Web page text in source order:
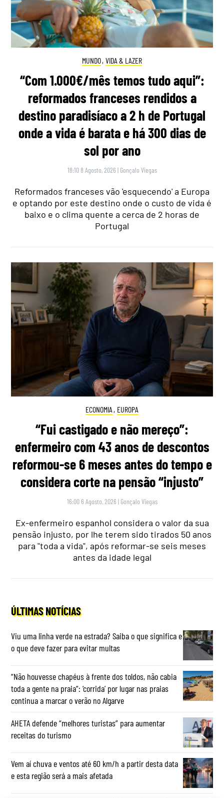
MUNDO, VIDA & LAZER
“Com 1.000€/mês temos tudo aqui”:
reformados franceses rendidos a
destino paradisíaco a 2 h de Portugal
onde a vida é barata e há 300 dias de
sol por ano
18:10 8 Agosto, 2026 | Gonçalo Viegas
Reformados franceses vão 'esquecendo' a Europa
e optando por este destino onde o custo de vida é
baixo e o clima quente a cerca de 2 horas de
Portugal
ECONOMIA , EUROPA
“Fui castigado e não mereço”:
enfermeiro com 43 anos de descontos
reformou-se 6 meses antes do tempo e
considera corte na pensão “injusto”
16:00 6 Agosto, 2026 | Gonçalo Viegas
Ex-enfermeiro espanhol considera o valor da sua
pensão injusto, por lhe terem sido tirados 50 anos
para "toda a vida", após reformar-se seis meses
antes da idade legal
ÚLTIMAS NOTÍCIAS
Viu uma linha verde na estrada? Saiba o que significa e
o que deve fazer para evitar multas
“Não houvesse chapéus à frente dos toldos, não cabia
toda a gente na praia”: ‘corrida’ por lugar nas praias
continua a marcar o verão no Algarve
AHETA defende “melhores turistas” para aumentar
receitas do turismo
Vem aí chuva e ventos até 60 km/h a partir desta data
e esta região será a mais afetada